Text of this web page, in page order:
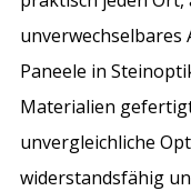
unverwechselbares
Paneele in
Materialien
unvergleichliche
widerstandsfähig